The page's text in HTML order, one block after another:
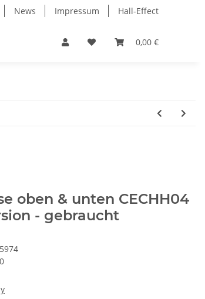
News Impressum Hall-Effect
0,00 €
oben & unten CECHH04
- gebraucht